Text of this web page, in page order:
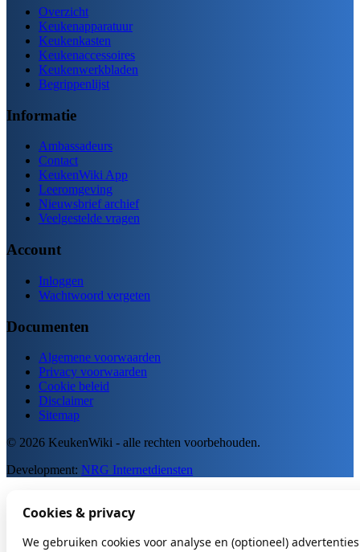
Overzicht
Keukenapparatuur
Keukenkasten
Keukenaccessoires
Keukenwerkbladen
Begrippenlijst
Informatie
Ambassadeurs
Contact
KeukenWiki App
Leeromgeving
Nieuwsbrief archief
Veelgestelde vragen
Account
Inloggen
Wachtwoord vergeten
Documenten
Algemene voorwaarden
Privacy voorwaarden
Cookie beleid
Disclaimer
Sitemap
© 2026 KeukenWiki - alle rechten voorbehouden.
Development: NRG Internetdiensten
Cookies & privacy
We gebruiken cookies voor analyse en (optioneel)